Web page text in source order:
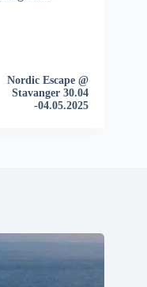
Nordic Escape @
Stavanger 30.04
-04.05.2025